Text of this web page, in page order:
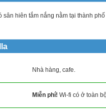
hiên tắm nắng nằm tại thành
Nhà hàng, cafe.
Miễn phí! Wi-fi có ở toàn